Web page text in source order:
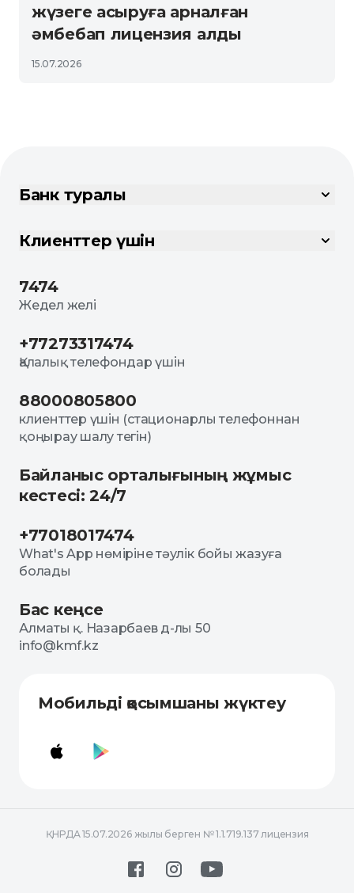
жүзеге асыруға арналған
әмбебап лицензия алды
15.07.2026
Банк туралы
Клиенттер үшін
7474
Жедел желі
+77273317474
Қалалық телефондар үшін
88000805800
клиенттер үшін (стационарлы телефоннан
қоңырау шалу тегін)
Байланыс орталығының жұмыс
кестесі: 24/7
+77018017474
What's App нөміріне тәулік бойы жазуға
болады
Бас кеңсе
Алматы қ. Назарбаев д-лы 50
info@kmf.kz
Мобильді қосымшаны жүктеу
ҚНРДА 15.07.2026 жылы берген № 1.1.719.137 лицензия